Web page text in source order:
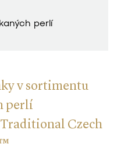
perlí
v sortimentu
perlí
Traditional Czech